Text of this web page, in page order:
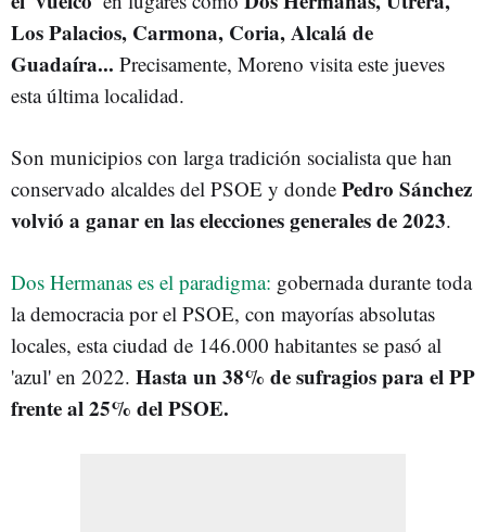
Los Palacios, Carmona, Coria, Alcalá de
Guadaíra... Precisamente, Moreno visita este jueves
esta última localidad.
Son municipios con larga tradición socialista que han
conservado alcaldes del PSOE y donde Pedro Sánchez
volvió a ganar en las elecciones generales de 2023.
Dos Hermanas es el paradigma: gobernada durante toda
la democracia por el PSOE, con mayorías absolutas
locales, esta ciudad de 146.000 habitantes se pasó al
'azul' en 2022. Hasta un 38% de sufragios para el PP
frente al 25% del PSOE.